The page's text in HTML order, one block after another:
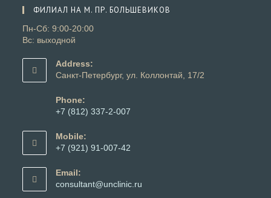
приложении
ФИЛИАЛ НА М. ПР. БОЛЬШЕВИКОВ
Пн-Сб: 9:00-20:00
Вс: выходной
Address:
Санкт-Петербург, ул. Коллонтай, 17/2
Phone:
+7 (812) 337-2-007
в
вашем
Mobile:
+7 (921) 91-007-42
в
вашем
Email:
consultant@unclinic.ru